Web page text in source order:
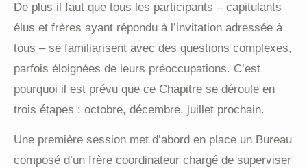
De plus il faut que tous les participants – capitulants
élus et frères ayant répondu à l’invitation adressée à
tous – se familiarisent avec des questions complexes,
parfois éloignées de leurs préoccupations. C’est
pourquoi il est prévu que ce Chapitre se déroule en
trois étapes : octobre, décembre, juillet prochain.
Une première session met d’abord en place un Bureau
composé d’un frère coordinateur chargé de superviser